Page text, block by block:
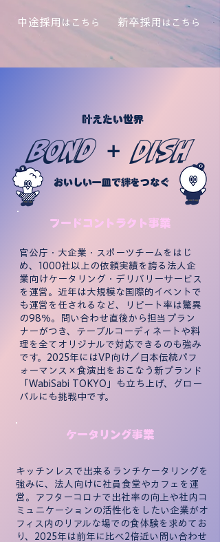
中途採用 はこちら 新卒採用 はこちら
​叶えたい世界
BOND DISH
＋
おいしい一皿で絆をつなぐ
フードコントラクト事業
官公庁・大企業・スポーツチームをはじ
め、1000社以上の依頼実績を誇る法人企
業向けケータリング・デリバリーサービス
を運営。近年は大規模な国際的イベントで
も運営を任されるなど、リピート率は驚異
の98％。問い合わせ直後から担当プラン
ナーがつき、テーブルコーディネートや料
理を全てオリジナルで対応できるのも強み
です。2025年にはVP向け／日本伝統パフ
ォーマンス×食演出をおこなう新プランド
「WabiSabi TOKYO」も立ち上げ、グロー
バルにも挑戦中です。
ケータリング事業
キッチンレスで出来るランチケータリングを
強みに、法人向けに社員食堂やカフェを運
営。アフターコロナで出社率の向上や社内コ
ミュニケーションの活性化をしたい企業がオ
フィス内のリアルな場での食体験を求めてお
り、2025年は前年に比べ2倍近い問い合わせ